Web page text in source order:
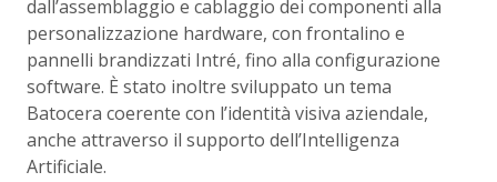
dall’assemblaggio e cablaggio dei componenti alla
personalizzazione hardware, con frontalino e
pannelli brandizzati Intré, fino alla configurazione
software. È stato inoltre sviluppato un tema
Batocera coerente con l’identità visiva aziendale,
anche attraverso il supporto dell’Intelligenza
Artificiale.